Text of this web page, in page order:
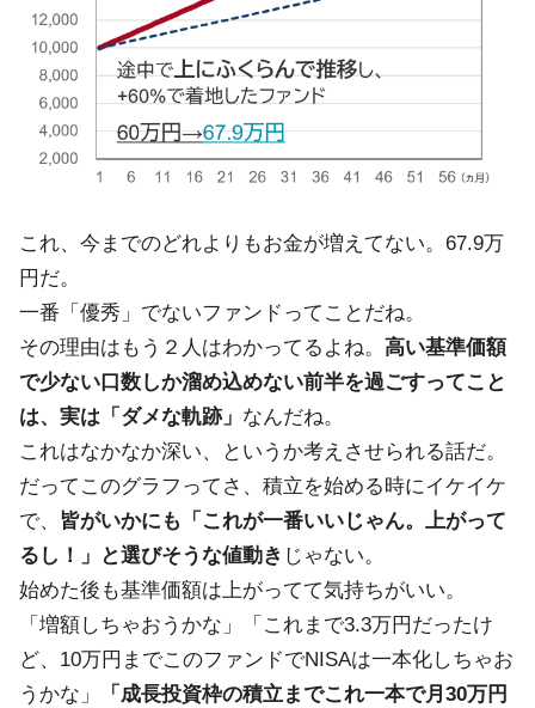
これ、今までのどれよりもお金が増えてない。67.9万
円だ。
一番「優秀」でないファンドってことだね。
その理由はもう２人はわかってるよね。 高い基準価額
で少ない口数しか溜め込めない前半を過ごすってこと
は、実は「ダメな軌跡」 なんだね。
これはなかなか深い、というか考えさせられる話だ。
だってこのグラフってさ、積立を始める時にイケイケ
で、 皆がいかにも「これが一番いいじゃん。上がって
るし！」と選びそうな値動き じゃない。
始めた後も基準価額は上がってて気持ちがいい。
「増額しちゃおうかな」「これまで3.3万円だったけ
ど、10万円までこのファンドでNISAは一本化しちゃお
うかな」
「成長投資枠の積立までこれ一本で月30万円